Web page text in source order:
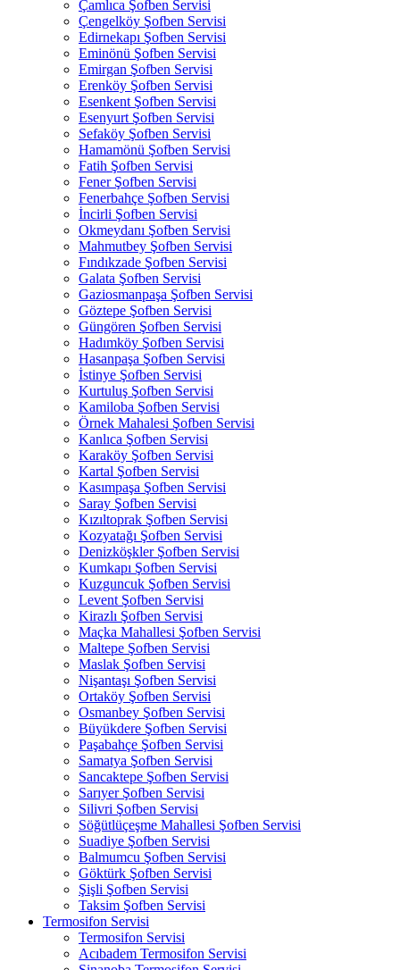
Çamlıca Şofben Servisi
Çengelköy Şofben Servisi
Edirnekapı Şofben Servisi
Eminönü Şofben Servisi
Emirgan Şofben Servisi
Erenköy Şofben Servisi
Esenkent Şofben Servisi
Esenyurt Şofben Servisi
Sefaköy Şofben Servisi
Hamamönü Şofben Servisi
Fatih Şofben Servisi
Fener Şofben Servisi
Fenerbahçe Şofben Servisi
İncirli Şofben Servisi
Okmeydanı Şofben Servisi
Mahmutbey Şofben Servisi
Fındıkzade Şofben Servisi
Galata Şofben Servisi
Gaziosmanpaşa Şofben Servisi
Göztepe Şofben Servisi
Güngören Şofben Servisi
Hadımköy Şofben Servisi
Hasanpaşa Şofben Servisi
İstinye Şofben Servisi
Kurtuluş Şofben Servisi
Kamiloba Şofben Servisi
Örnek Mahalesi Şofben Servisi
Kanlıca Şofben Servisi
Karaköy Şofben Servisi
Kartal Şofben Servisi
Kasımpaşa Şofben Servisi
Saray Şofben Servisi
Kızıltoprak Şofben Servisi
Kozyatağı Şofben Servisi
Denizköşkler Şofben Servisi
Kumkapı Şofben Servisi
Kuzguncuk Şofben Servisi
Levent Şofben Servisi
Kirazlı Şofben Servisi
Maçka Mahallesi Şofben Servisi
Maltepe Şofben Servisi
Maslak Şofben Servisi
Nişantaşı Şofben Servisi
Ortaköy Şofben Servisi
Osmanbey Şofben Servisi
Büyükdere Şofben Servisi
Paşabahçe Şofben Servisi
Samatya Şofben Servisi
Sancaktepe Şofben Servisi
Sarıyer Şofben Servisi
Silivri Şofben Servisi
Söğütlüçeşme Mahallesi Şofben Servisi
Suadiye Şofben Servisi
Balmumcu Şofben Servisi
Göktürk Şofben Servisi
Şişli Şofben Servisi
Taksim Şofben Servisi
Termosifon Servisi
Termosifon Servisi
Acıbadem Termosifon Servisi